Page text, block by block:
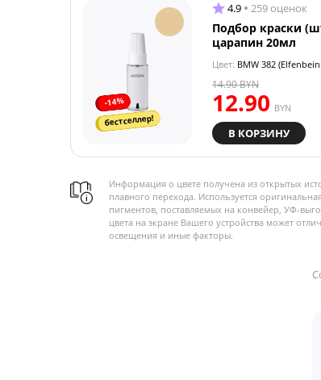
-14%
бестселлер!
4.9 259 оценок
Подбор краски
царапин 20мл
Цвет: BMW 382
12.90 BYN
14.90BYN
В КОРЗИНУ
Информация о цвете получена из открытых
плавного перехода. Используется
пигментов, поставляемых на конвейер, УФ-
цвета на экране Вашего устройства может
освещения и иные факторы.